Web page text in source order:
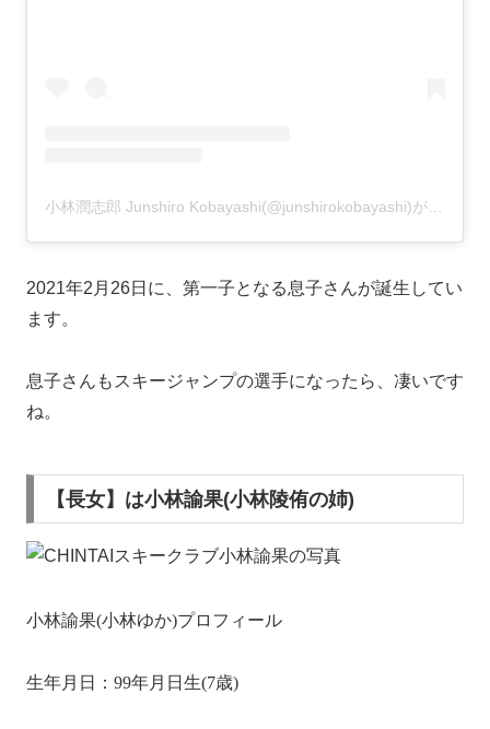
2021年2月26日に、第一子となる息子さんが誕生してい
ます。
息子さんもスキージャンプの選手になったら、凄いです
ね。
【長女】は小林諭果(小林陵侑の姉)
小林諭果(小林ゆか)プロフィール
生年月日：1994年5月16日生(27歳)